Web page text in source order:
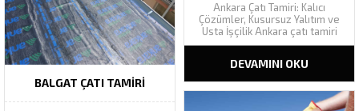
BALGAT ÇATI TAMIRI
Ankara Çatı Tamiri: Kalıcı
Çözümler, Kusursuz Yalıtım ve
Usta İşçilik Ankara çatı tamiri
projelerinizde Panleo Çatı
nem sorunlarına garantili
müdahale sunuyoruz.
Ankara
Çatı Tamiri Acil Destek Hattı
Adres: Pamuklar Mh. Seval Cd.
DEVAMINI OKU